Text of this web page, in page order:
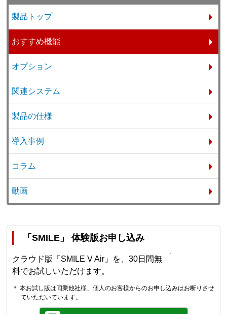
製品トップ
おすすめ機能
オプション
関連システム
製品の仕様
導入事例
コラム
動画
「SMILE」 体験版お申し込み
クラウド版「SMILE V Air」を、30日間無
料でお試しいただけます。
＊ 本お試し版は同業他社様、個人のお客様からのお申し込みはお断りさせ
ていただいています。